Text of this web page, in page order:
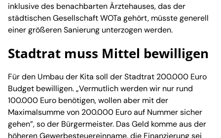
inklusive des benachbarten Ärztehauses, das der
städtischen Gesellschaft WOTa gehört, müsste generell
einer größeren Sanierung unterzogen werden.
Stadtrat muss Mittel bewilligen
Für den Umbau der Kita soll der Stadtrat 200.000 Euro
Budget bewilligen. „Vermutlich werden wir nur rund
100.000 Euro benötigen, wollen aber mit der
Maximalsumme von 200.000 Euro auf Nummer sicher
gehen”, so der Bürgermeister. Das Geld komme aus der
höheren Gewerbesteuereinname, die Finanzierung sei